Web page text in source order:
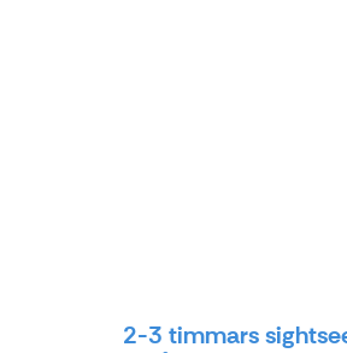
2-3 timmars